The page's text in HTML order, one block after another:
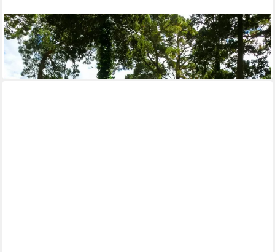
PAPERMOON
Fototapete Capri Island Garden
ab 22,87 €
lieferbar - in 2-3 Werktagen bei dir